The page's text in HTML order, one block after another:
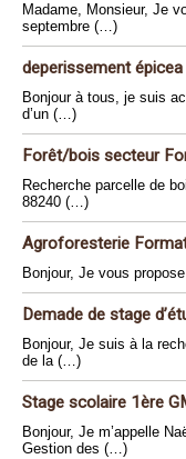
Madame, Monsieur, Je
septembre (…)
deperissement épicea
Bonjour à tous, je suis
d’un (…)
Forêt/bois secteur
Recherche parcelle de
88240 (…)
Agroforesterie
Bonjour, Je vous
Demade de stage
Bonjour, Je suis à la
de la (…)
Stage scolaire 1ère
Bonjour, Je m’appelle
Gestion des (…)